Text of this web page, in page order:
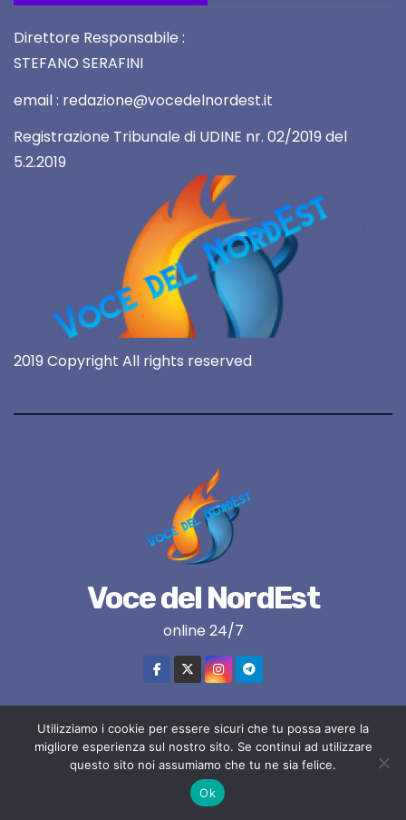
Direttore Responsabile :
STEFANO SERAFINI
email : redazione@vocedelnordest.it
Registrazione Tribunale di UDINE nr. 02/2019 del
5.2.2019
2019 Copyright All rights reserved
Voce del NordEst
online 24/7
Proudly powered by WordPress Tema:NewsesdiThemeansar
VNE su Twitter
RADIONORDEST
Utilizziamo i cookie per essere sicuri che tu possa avere la
migliore esperienza sul nostro sito. Se continui ad utilizzare
questo sito noi assumiamo che tu ne sia felice.
Ok